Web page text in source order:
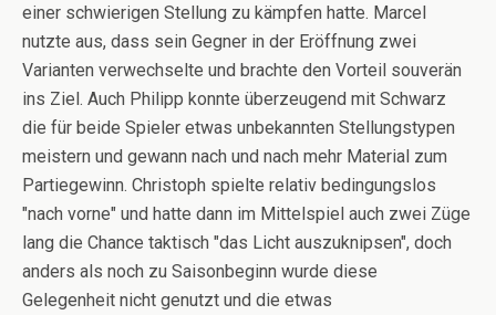
einer schwierigen Stellung zu kämpfen hatte. Marcel
nutzte aus, dass sein Gegner in der Eröffnung zwei
Varianten verwechselte und brachte den Vorteil souverän
ins Ziel. Auch Philipp konnte überzeugend mit Schwarz
die für beide Spieler etwas unbekannten Stellungstypen
meistern und gewann nach und nach mehr Material zum
Partiegewinn. Christoph spielte relativ bedingungslos
"nach vorne" und hatte dann im Mittelspiel auch zwei Züge
lang die Chance taktisch "das Licht auszuknipsen", doch
anders als noch zu Saisonbeginn wurde diese
Gelegenheit nicht genutzt und die etwas